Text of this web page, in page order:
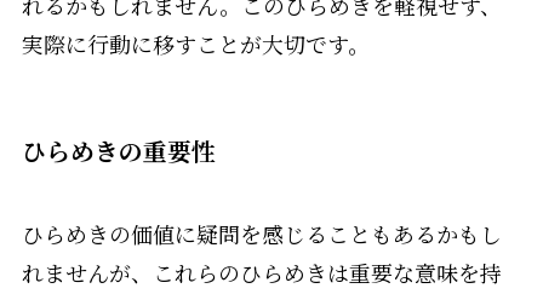
実際に行動に移すことが大切です。
ひらめきの重要性
ひらめきの価値に疑問を感じることもあるかもし
れませんが、これらのひらめきは重要な意味を持